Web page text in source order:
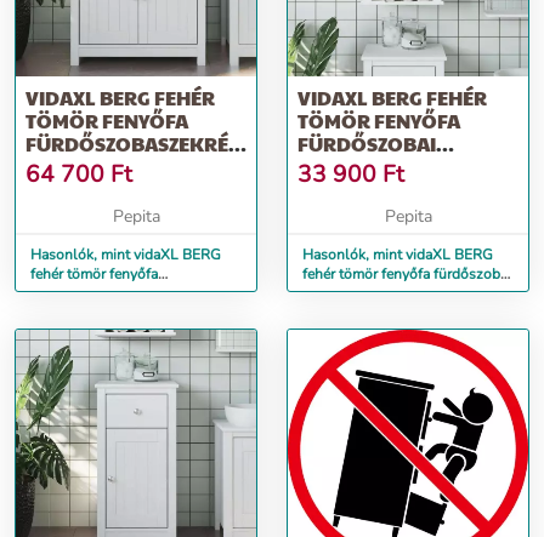
VIDAXL BERG FEHÉR
TÖMÖR FENYŐFA
FÜRDŐSZOBASZEKRÉNY
69,5 X 34 X 110 CM
64 700 Ft
Pepita
Hasonlók, mint vidaXL BERG
fehér tömör fenyőfa
fürdőszobaszekrény 69,5 x 34 x
VIDAXL BERG FEHÉR
TÖMÖR FENYŐFA
FÜRDŐSZOBAI
FALISZEKRÉNY
40X27X71,5 CM
33 900 Ft
Pepita
Hasonlók, mint vidaXL BERG
fehér tömör fenyőfa fürdőszobai
faliszekrény 40x27x71,5 cm